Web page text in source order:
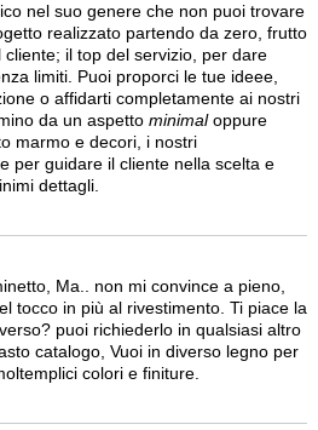
nel suo genere che non puoi trovare
realizzato partendo da zero, frutto
il top del servizio, per dare
limiti. Puoi proporci le tue ideee,
o affidarti completamente ai nostri
da un aspetto minimaloppure
marmo e decori, i nostri
per guidare il cliente nella scelta e
dettagli.
Ma.. non mi convince a pieno,
tocco in più al rivestimento. Ti piace la
puoi richiederlo in qualsiasi altro
catalogo, Vuoi in diverso legno per
colori e finiture.